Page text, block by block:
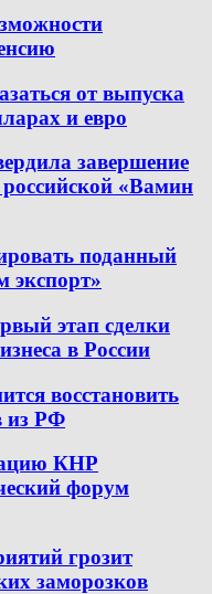
от выпуска
и евро
завершение
«Вамин
поданный
экспорт»
этап сделки
в России
восстановить
из РФ
КНР
форум
грозит
заморозков